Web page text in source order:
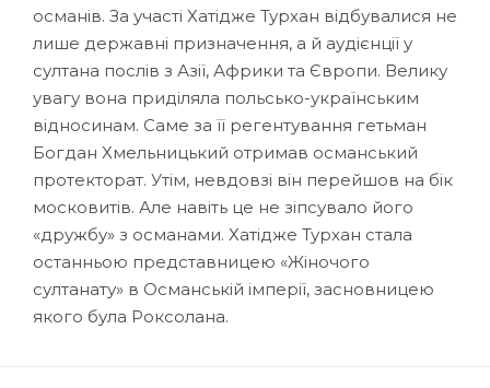
османів. За участі Хатідже Турхан відбувалися не
лише державні призначення, а й аудієнції у
султана послів з Азії, Африки та Європи. Велику
увагу вона приділяла польсько-українським
відносинам. Саме за її регентування гетьман
Богдан Хмельницький отримав османський
протекторат. Утім, невдовзі він перейшов на бік
московитів. Але навіть це не зіпсувало його
«дружбу» з османами. Хатідже Турхан стала
останньою представницею «Жіночого
султанату» в Османській імперії, засновницею
якого була Роксолана.